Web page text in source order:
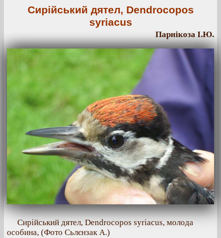
Сирійський дятел, Dendrocopos
syriacus
Парнікоза І.Ю.
Сирійський дятел, Dendrocopos syriacus, молода
особина, (Фото Сьлєнзак А.)